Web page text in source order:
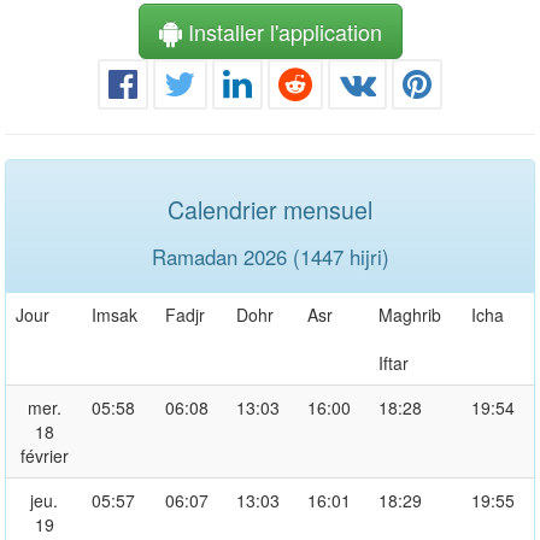
Installer l'application
Calendrier mensuel
Ramadan 2026 (1447 hijri)
Jour Imsak Fadjr Dohr Asr
Maghrib
Iftar
Icha
mer.
18
février
05:58 06:08 13:03 16:00 18:28 19:54
jeu.
19
05:57 06:07 13:03 16:01 18:29 19:55